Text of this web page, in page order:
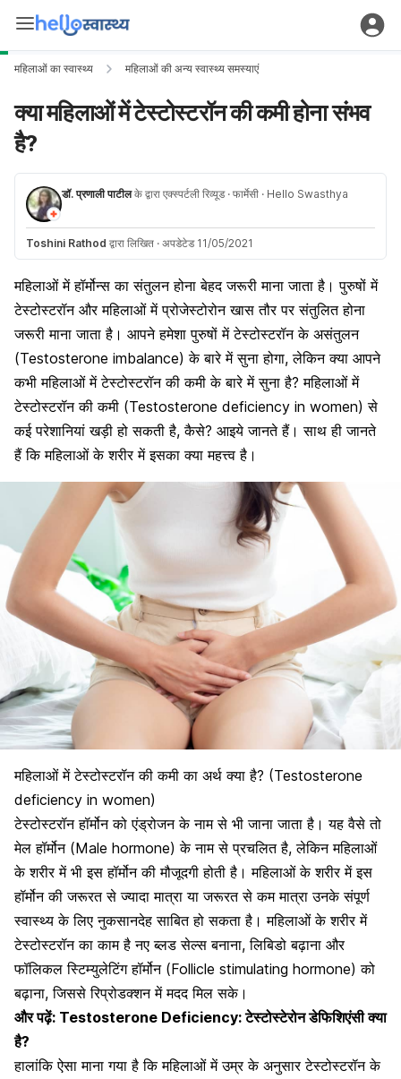
महिलाओं का स्वास्थ्य महिलाओं की अन्य स्वास्थ्य समस्याएं
क्या महिलाओं में टेस्टोस्टरॉन की कमी होना संभव
है?
डॉ. प्रणाली पाटीलके द्वारा एक्स्पर्टली रिव्यूड · फार्मेसी · Hello Swasthya
Toshini Rathod द्वारा लिखित · अपडेटेड 11/05/2021
महिलाओं मेंहॉर्मोन्स का संतुलन होना बेहद जरूरी माना जाता है। पुरुषों में
टेस्टोस्टरॉन और महिलाओं में प्रोजेस्टोरोन खास तौर पर संतुलित होना
जरूरी माना जाता है। आपने हमेशा पुरुषों मेंटेस्टोस्टरॉनके असंतुलन
(Testosterone imbalance) के बारे में सुना होगा, लेकिन क्या आपने
कभी महिलाओं में टेस्टोस्टरॉन की कमी के बारे में सुना है? महिलाओं में
टेस्टोस्टरॉन की कमी (Testosterone deficiency in women)से
कई परेशानियां खड़ी हो सकती है, कैसे? आइये जानते हैं। साथ ही जानते
हैं कि महिलाओं के शरीर में इसका क्या महत्त्व है।
महिलाओं में टेस्टोस्टरॉन की कमी का अर्थ क्या है? (Testosterone
deficiency in women)
टेस्टोस्टरॉन हॉर्मोन कोएंड्रोजन के नाम से भी जाना जाता है । यह वैसे तो
मेल हॉर्मोन (Male hormone) के नाम से प्रचलित है, लेकिन महिलाओं
के शरीर में भी इस हॉर्मोन की मौजूदगी होती है। महिलाओं के शरीर में इस
हॉर्मोन की जरूरत से ज्यादा मात्रा या जरूरत से कम मात्रा उनके संपूर्ण
स्वास्थ्य के लिए नुकसानदेह साबित हो सकता है। महिलाओं के शरीर में
टेस्टोस्टरॉन का काम है नए ब्लड सेल्स बनाना, लिबिडो बढ़ाना और
फॉलिकल स्टिम्युलेटिंग हॉर्मोन (Follicle stimulating hormone) को
बढ़ाना, जिससे रिप्रोडक्शन में मदद मिल सके।
और पढ़ें: Testosterone Deficiency: टेस्टोस्टेरोन डेफिशिएंसी क्या
है?
हालांकि ऐसा माना गया है कि महिलाओं में उम्र के अनुसार टेस्टोस्टरॉन के